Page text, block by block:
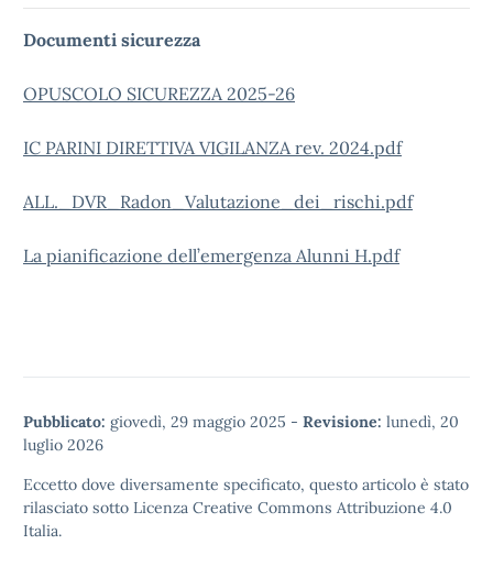
Documenti sicurezza
OPUSCOLO SICUREZZA 2025-26
IC PARINI DIRETTIVA VIGILANZA rev. 2024.pdf
ALL._DVR_Radon_Valutazione_dei_rischi.pdf
La pianificazione dell’emergenza Alunni H.pdf
Pubblicato: giovedì, 29 maggio 2025 - Revisione: lunedì, 20
luglio 2026
Eccetto dove diversamente specificato, questo articolo è stato
rilasciato sotto Licenza Creative Commons Attribuzione 4.0
Italia.